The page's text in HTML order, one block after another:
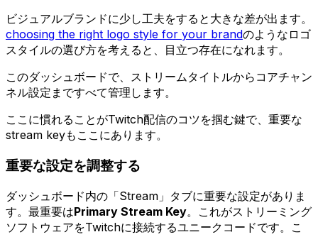
ビジュアルブランドに少し工夫をすると大きな差が出ます。
choosing the right logo style for your brandのようなロゴ
スタイルの選び方を考えると、目立つ存在になれます。
このダッシュボードで、ストリームタイトルからコアチャン
ネル設定まですべて管理します。
ここに慣れることがTwitch配信のコツを掴む鍵で、重要な
stream keyもここにあります。
重要な設定を調整する
ダッシュボード内の「Stream」タブに重要な設定がありま
す。最重要はPrimary Stream Key。これがストリーミング
ソフトウェアをTwitchに接続するユニークコードです。こ